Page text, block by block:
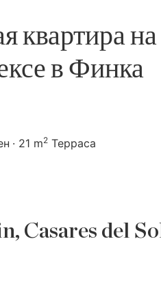
квартира на
в Финка
21 m2 Терраса
Casares del